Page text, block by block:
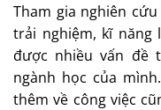
Tham gia nghiên
trải nghiệm, kĩ năng
được nhiều vấn đề
ngành học của
thêm về công việc